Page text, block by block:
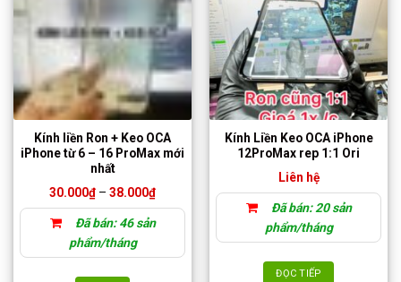
thể.
Các
tùy
chọn
có
thể
được
chọn
trên
trang
sản
phẩm
biến
thể.
Các
tùy
chọn
có
thể
được
chọn
trên
trang
sản
phẩm
Kính liền Ron + Keo OCA
iPhone từ 6 – 16 ProMax mới
nhất
30.000₫ – 38.000₫Khoảng
30.000₫
38.000₫
Đã bán: 46 sản
phẩm/tháng
Kính Liền Keo OCA iPhone
12ProMax rep 1:1 Ori
Liên hệ
Đã bán: 20 sản
phẩm/tháng
ĐỌC TIẾP